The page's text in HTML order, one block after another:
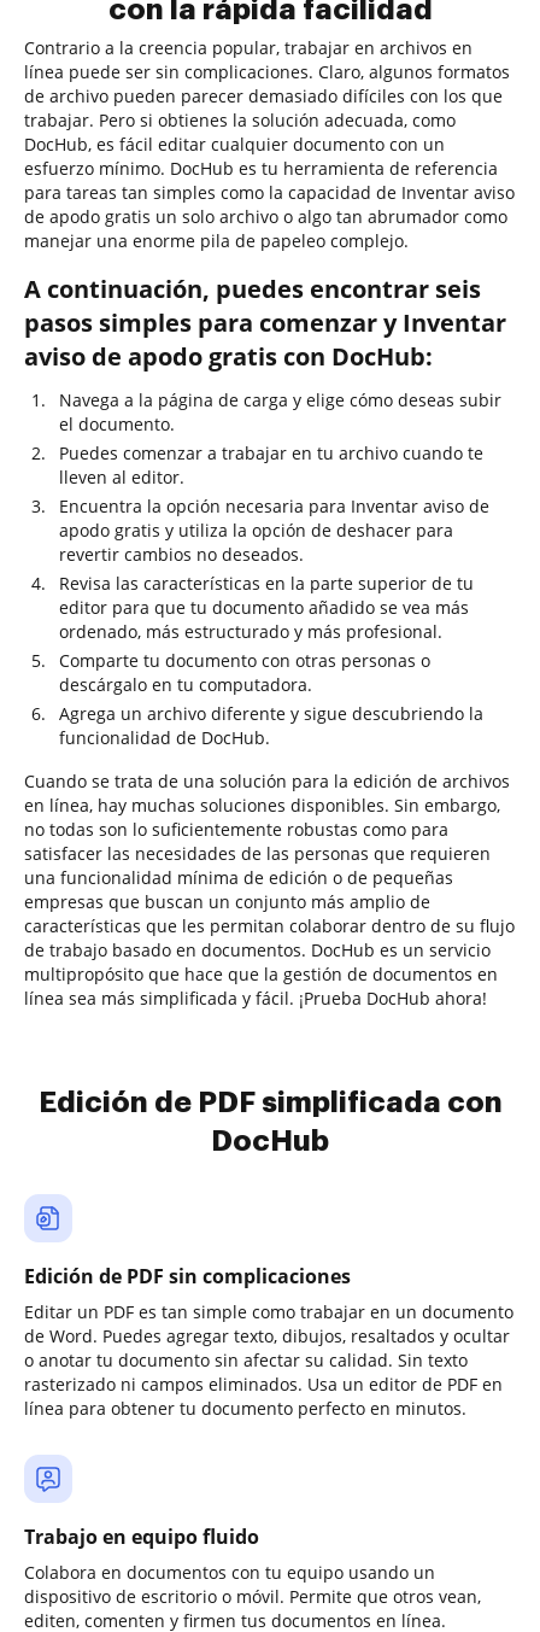
con la rápida facilidad
Contrario a la creencia popular, trabajar en archivos en
línea puede ser sin complicaciones. Claro, algunos formatos
de archivo pueden parecer demasiado difíciles con los que
trabajar. Pero si obtienes la solución adecuada, como
DocHub, es fácil editar cualquier documento con un
esfuerzo mínimo. DocHub es tu herramienta de referencia
para tareas tan simples como la capacidad de Inventar aviso
de apodo gratis un solo archivo o algo tan abrumador como
manejar una enorme pila de papeleo complejo.
A continuación, puedes encontrar seis
pasos simples para comenzar y Inventar
aviso de apodo gratis con DocHub:
Navega a la página de carga y elige cómo deseas subir
el documento.
Puedes comenzar a trabajar en tu archivo cuando te
lleven al editor.
Encuentra la opción necesaria para Inventar aviso de
apodo gratis y utiliza la opción de deshacer para
revertir cambios no deseados.
Revisa las características en la parte superior de tu
editor para que tu documento añadido se vea más
ordenado, más estructurado y más profesional.
Comparte tu documento con otras personas o
descárgalo en tu computadora.
Agrega un archivo diferente y sigue descubriendo la
funcionalidad de DocHub.
Cuando se trata de una solución para la edición de archivos
en línea, hay muchas soluciones disponibles. Sin embargo,
no todas son lo suficientemente robustas como para
satisfacer las necesidades de las personas que requieren
una funcionalidad mínima de edición o de pequeñas
empresas que buscan un conjunto más amplio de
características que les permitan colaborar dentro de su flujo
de trabajo basado en documentos. DocHub es un servicio
multipropósito que hace que la gestión de documentos en
línea sea más simplificada y fácil. ¡Prueba DocHub ahora!
Edición de PDF simplificada con
DocHub
Edición de PDF sin complicaciones
Editar un PDF es tan simple como trabajar en un documento
de Word. Puedes agregar texto, dibujos, resaltados y ocultar
o anotar tu documento sin afectar su calidad. Sin texto
rasterizado ni campos eliminados. Usa un editor de PDF en
línea para obtener tu documento perfecto en minutos.
Trabajo en equipo fluido
Colabora en documentos con tu equipo usando un
dispositivo de escritorio o móvil. Permite que otros vean,
editen, comenten y firmen tus documentos en línea.